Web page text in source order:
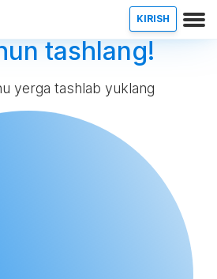
KIRISH
tashlang!
yerga tashlab yuklang